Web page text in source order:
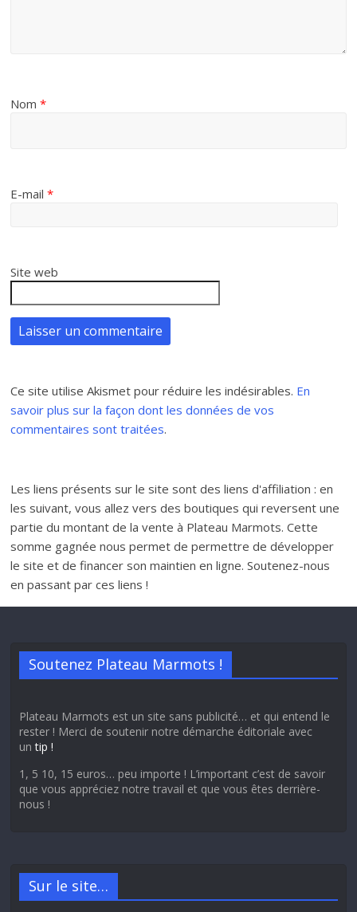
Nom*
E-mail*
Site web
Ce site utilise Akismet pour réduire les indésirables. En
savoir plus sur la façon dont les données de vos
commentaires sont traitées.
Les liens présents sur le site sont des liens d'affiliation : en
les suivant, vous allez vers des boutiques qui reversent une
partie du montant de la vente à Plateau Marmots. Cette
somme gagnée nous permet de permettre de développer
le site et de financer son maintien en ligne. Soutenez-nous
en passant par ces liens !
Soutenez Plateau Marmots !
Plateau Marmots est un site sans publicité… et qui entend le
rester ! Merci de soutenir notre démarche éditoriale avec
untip !
1, 5 10, 15 euros… peu importe ! L’important c’est de savoir
que vous appréciez notre travail et que vous êtes derrière-
nous !
Sur le site…